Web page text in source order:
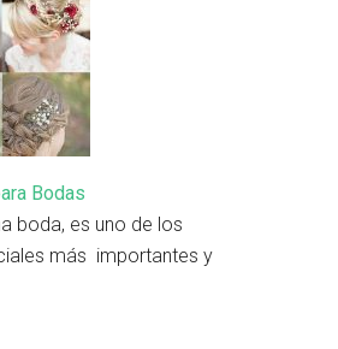
Bodas
boda, es uno de los
más importantes y